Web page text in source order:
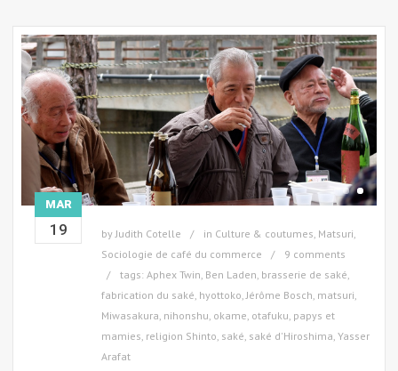
MAR
19 byJudith Cotelle in Culture & coutumes, Matsuri,
Sociologie de café du commerce
9 comments
tags: Aphex Twin, Ben Laden, brasserie de saké,
fabrication du saké, hyottoko,Jérôme Bosch, matsuri,
Miwasakura, nihonshu, okame, otafuku, papys et
mamies, religion Shinto, saké, saké d'Hiroshima, Yasser
Arafat